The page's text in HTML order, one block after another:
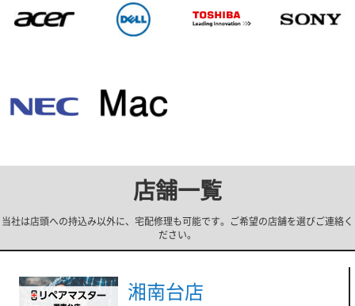
店舗一覧
当社は店頭への持込み以外に、宅配修理も可能です。ご希望の店舗を選びご連絡く
ださい。
湘南台店